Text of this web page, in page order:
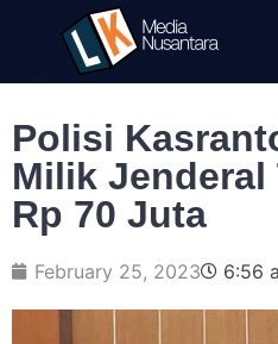
Polisi
Milik Jenderal
Rp 70 Juta
February 25, 2023 6:56